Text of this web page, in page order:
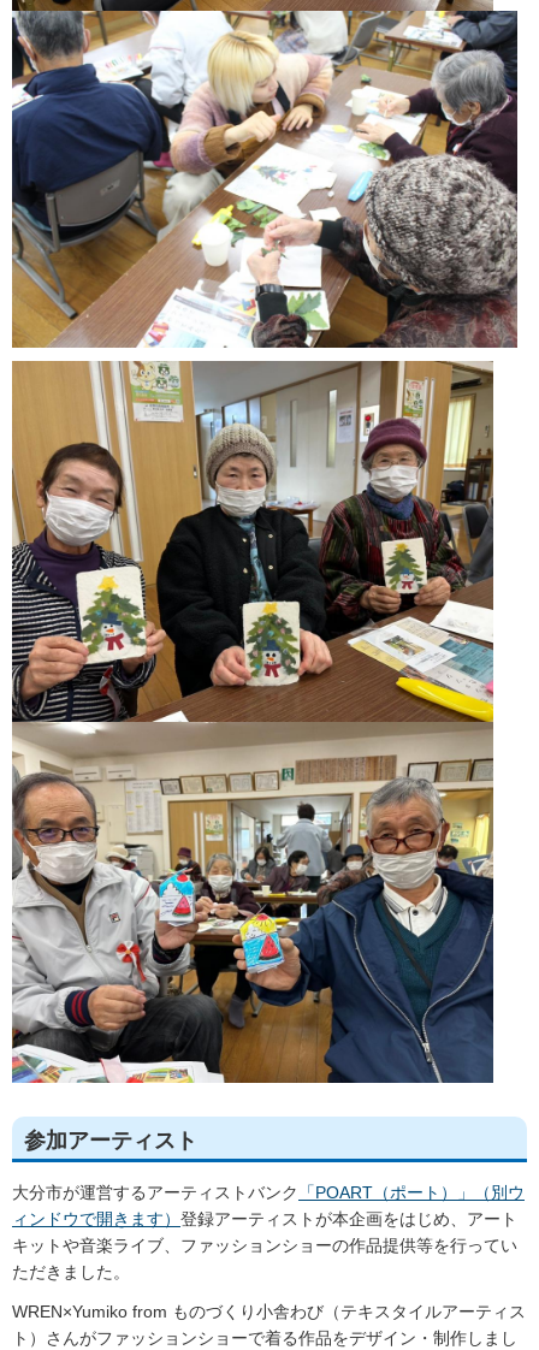
参加アーティスト
大分市が運営するアーティストバンク
「POART（ポート）」（別ウ
ィンドウで開きます） 登録アーティストが本企画をはじめ、アート
キットや音楽ライブ、ファッションショーの作品提供等を行ってい
ただきました。
WREN×Yumiko from ものづくり小舎わび（テキスタイルアーティス
ト）さんがファッションショーで着る作品をデザイン・制作しまし